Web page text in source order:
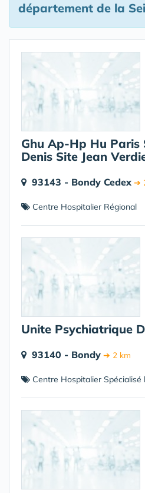
département de la
Ghu Ap-Hp Hu Paris
Denis Site Jean
93143 - Bondy Cedex ➔
Centre Hospitalier Régional
Unite Psychiatrique
93140 - Bondy ➔ 2 km
Centre Hospitalier